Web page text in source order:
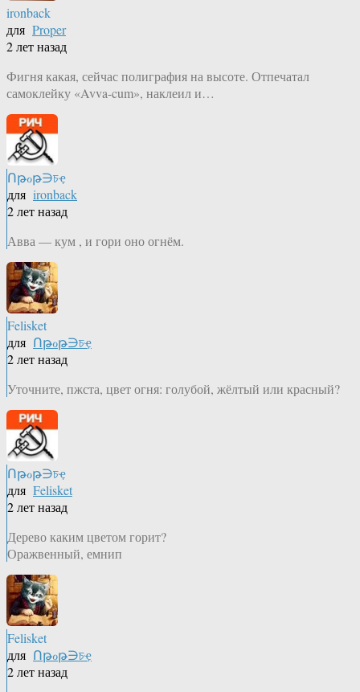
ironback
для Proper
2 лет назад
Фигня какая, сейчас полиграфия на высоте. Отпечатал
самоклейку «Avva-cum», наклеил и…
Ոթℴթ∋চҿ
для ironback
2 лет назад
Авва — кум , и гори оно огнём.
Felisket
для Ոթℴթ∋চҿ
2 лет назад
Уточните, пжста, цвет огня: голубой, жёлтый или красный?
Ոթℴթ∋চҿ
для Felisket
2 лет назад
Дерево каким цветом горит?
Оражвенный, емнип
Felisket
для Ոթℴթ∋চҿ
2 лет назад